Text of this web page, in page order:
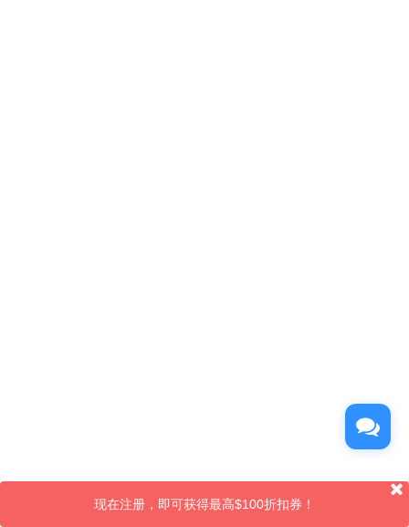
现在注册，即可获得最高$100折扣券！